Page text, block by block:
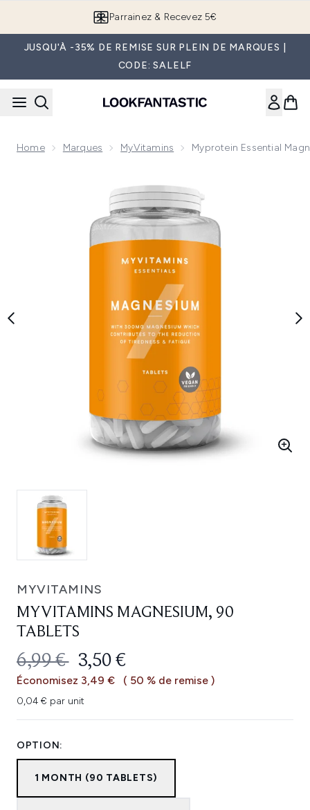
Parrainez & Recevez 5€
JUSQU'À -35% DE REMISE SUR PLEIN DE MARQUES |
CODE: SALELF
Home Marques MyVitamins Myprotein Essential
MYVITAMINS
MYVITAMINS MAGNESIUM, 90
TABLETS
PRIX DE VENTE :
6,99 € PRIX ​​ACTUEL :
3,50 €
Économisez 3,49 € ( 50 % de remise )
0,04 € par unit
OPTION:
1 MONTH (90 TABLETS)